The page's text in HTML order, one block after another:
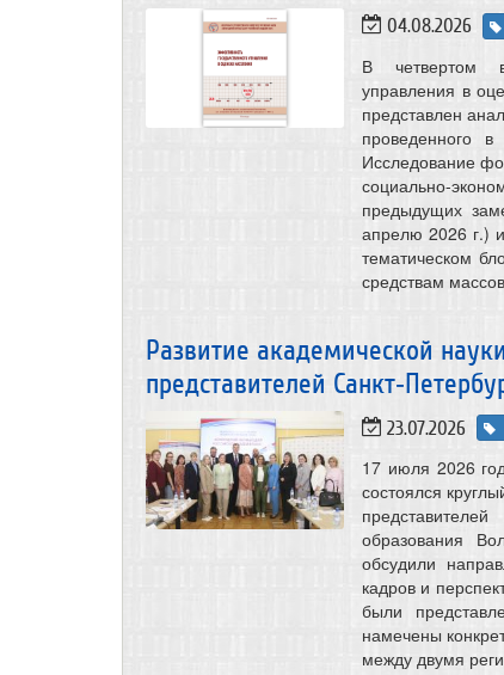
04.08.2026
В четвертом
управления в
представлен
проведенного
Исследование
социально-
предыдущих
апрелю 2026 г.)
тематическом
средствам
Развитие академической
представителей
23.07.2026
17 июля 2026
состоялся
образования
обсудили
кадров и
были
намечены
между двумя